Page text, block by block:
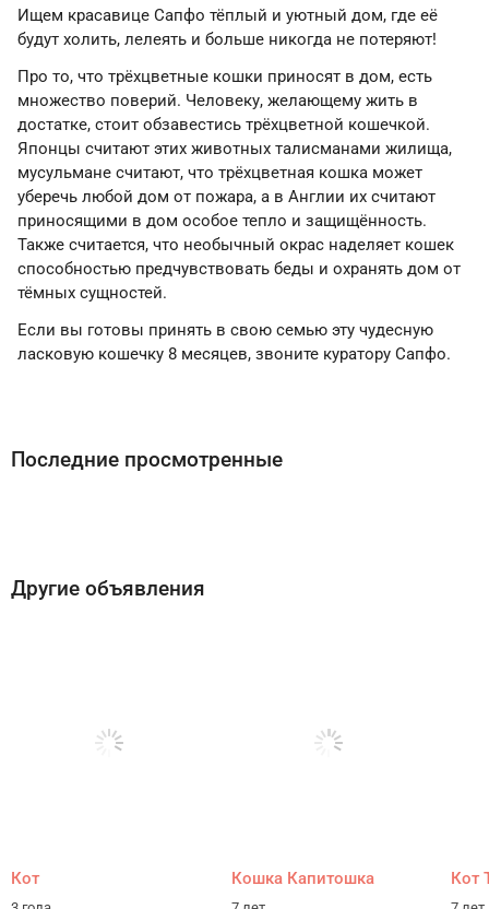
Ищем красавице Сапфо тёплый и уютный дом, где её
будут холить, лелеять и больше никогда не потеряют!
Про то, что трёхцветные кошки приносят в дом, есть
множество поверий. Человеку, желающему жить в
достатке, стоит обзавестись трёхцветной кошечкой.
Японцы считают этих животных талисманами жилища,
мусульмане считают, что трёхцветная кошка может
уберечь любой дом от пожара, а в Англии их считают
приносящими в дом особое тепло и защищëнность.
Также считается, что необычный окрас наделяет кошек
способностью предчувствовать беды и охранять дом от
тёмных сущностей.
Если вы готовы принять в свою семью эту чудесную
ласковую кошечку 8 месяцев, звоните куратору Сапфо.
Последние просмотренные
Другие объявления
Кот Кошка Капитошка Кот